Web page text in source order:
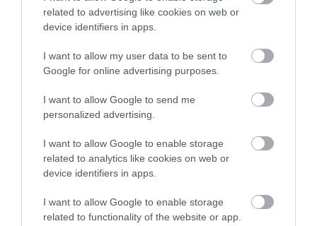
related to advertising like cookies on web or
device identifiers in apps.
I want to allow my user data to be sent to
Google for online advertising purposes.
I want to allow Google to send me
personalized advertising.
I want to allow Google to enable storage
related to analytics like cookies on web or
device identifiers in apps.
I want to allow Google to enable storage
related to functionality of the website or app.
A K&H Bank június 15-ig számol el ügyfeleivel
Gigaszívás: a pénzügyi rendszernek évi 20 milliárdba
kerülhetnek a brókerbotrányok 6-8 évig
Figyelem! A cikkhez hozzáfűzött hozzászólások nem a
kommenteket nem tudja befolyásolni - azok az olvasók személyes véleményét
tartásával kommenteljenek!